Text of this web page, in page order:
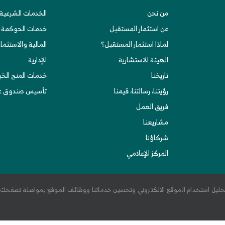
من نحن
عن استثمار المستقبل
لماذا استثمار المستقبل؟
الهيئة الاستشارية
تاريخنا
رؤيتنا، رسالتنا، قيمنا
فريق العمل
مشاريعنا
شركاؤنا
المركز الإعلامي
الخدمات
خدمات الحوكمة
المالية
الإدارية
خدمات المنح
تأسيس صندوق
استثمار المستقبل المحدودة 〈وقف الأوقاف〉
© 2006-2024
استخدام الموقع الالكتروني وتحسين خدماتنا ووظائف الموقع بمواصلة